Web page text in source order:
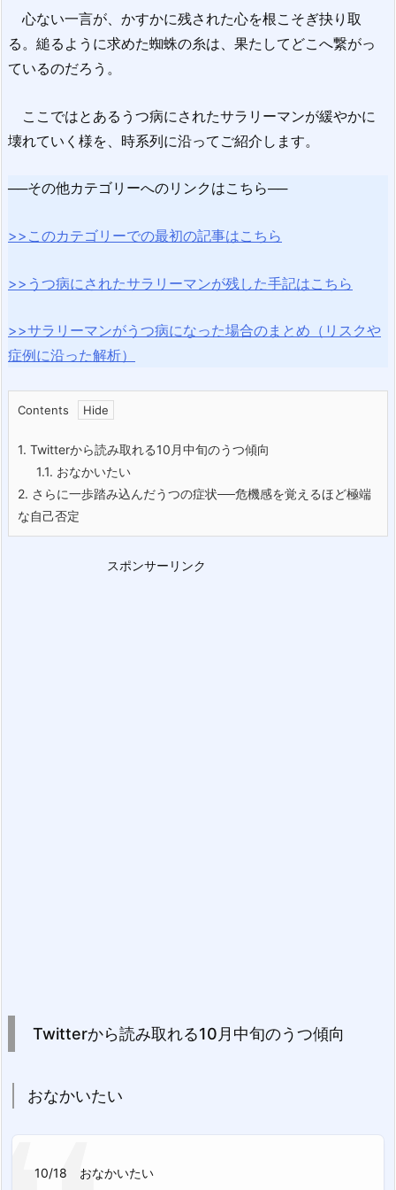
心ない一言が、かすかに残された心を根こそぎ抉り取
る。縋るように求めた蜘蛛の糸は、果たしてどこへ繋がっ
ているのだろう。
ここではとあるうつ病にされたサラリーマンが緩やかに
壊れていく様を、時系列に沿ってご紹介します。
──その他カテゴリーへのリンクはこちら──
>>このカテゴリーでの最初の記事はこちら
>>うつ病にされたサラリーマンが残した手記はこちら
>>サラリーマンがうつ病になった場合のまとめ（リスクや
症例に沿った解析）
Contents
1. Twitterから読み取れる10月中旬のうつ傾向
1.1. おなかいたい
2. さらに一歩踏み込んだうつの症状──危機感を覚えるほど極端
な自己否定
スポンサーリンク
Twitterから読み取れる10月中旬のうつ傾向
おなかいたい
10/18 おなかいたい